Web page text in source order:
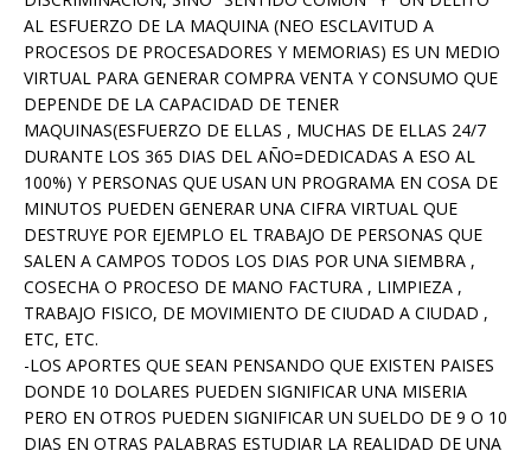
AL ESFUERZO DE LA MAQUINA (NEO ESCLAVITUD A
PROCESOS DE PROCESADORES Y MEMORIAS) ES UN MEDIO
VIRTUAL PARA GENERAR COMPRA VENTA Y CONSUMO QUE
DEPENDE DE LA CAPACIDAD DE TENER
MAQUINAS(ESFUERZO DE ELLAS , MUCHAS DE ELLAS 24/7
DURANTE LOS 365 DIAS DEL AÑO=DEDICADAS A ESO AL
100%) Y PERSONAS QUE USAN UN PROGRAMA EN COSA DE
MINUTOS PUEDEN GENERAR UNA CIFRA VIRTUAL QUE
DESTRUYE POR EJEMPLO EL TRABAJO DE PERSONAS QUE
SALEN A CAMPOS TODOS LOS DIAS POR UNA SIEMBRA ,
COSECHA O PROCESO DE MANO FACTURA , LIMPIEZA ,
TRABAJO FISICO, DE MOVIMIENTO DE CIUDAD A CIUDAD ,
ETC, ETC.
-LOS APORTES QUE SEAN PENSANDO QUE EXISTEN PAISES
DONDE 10 DOLARES PUEDEN SIGNIFICAR UNA MISERIA
PERO EN OTROS PUEDEN SIGNIFICAR UN SUELDO DE 9 O 10
DIAS EN OTRAS PALABRAS ESTUDIAR LA REALIDAD DE UNA